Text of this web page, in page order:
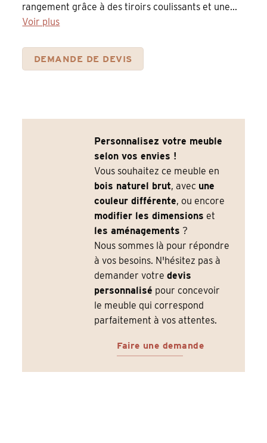
rangement grâce à des tiroirs coulissants et une...
Voir plus
DEMANDE DE DEVIS
Personnalisez votre meuble
selon vos envies !
Vous souhaitez ce meuble en
bois naturel brut, avec une
couleur différente, ou encore
modifier les dimensions et
les aménagements ?
Nous sommes là pour répondre
à vos besoins. N'hésitez pas à
demander votredevis
personnalisé pour concevoir
le meuble qui correspond
parfaitement à vos attentes.
Faire une demande